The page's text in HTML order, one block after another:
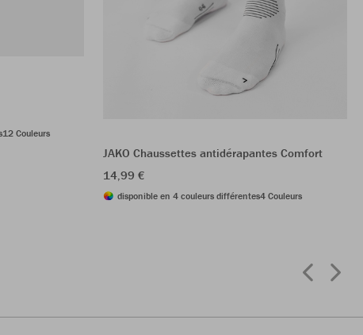
12 Couleurs
JAKO Chaussettes antidérapantes Comfort
14,99 €
disponible en 4 couleurs différentes4 Couleurs